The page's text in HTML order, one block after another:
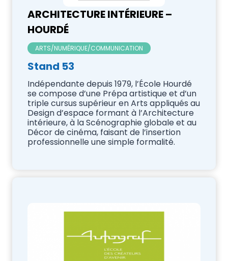
ARCHITECTURE INTÉRIEURE –
HOURDÉ
ARTS/NUMÉRIQUE/COMMUNICATION
Stand 53
Indépendante depuis 1979, l’École Hourdé
se compose d’une Prépa artistique et d’un
triple cursus supérieur en Arts appliqués au
Design d’espace formant à l’Architecture
intérieure, à la Scénographie globale et au
Décor de cinéma, faisant de l’insertion
professionnelle une simple formalité.